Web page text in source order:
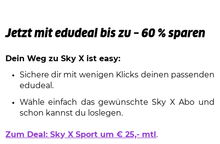
Jetzt mit edudeal bis zu – 60 % sparen
Dein Weg zu Sky X ist easy:
Sichere dir mit wenigen Klicks deinen passenden
edudeal.
Wähle einfach das gewünschte Sky X Abo und
schon kannst du loslegen.
Zum Deal: Sky X Sport um € 25,- mtl .